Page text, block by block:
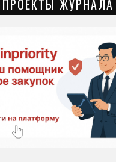
ПРОЕКТЫ ЖУРНАЛА